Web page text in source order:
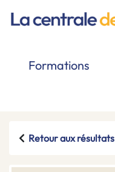
Formations
Retour aux résultats